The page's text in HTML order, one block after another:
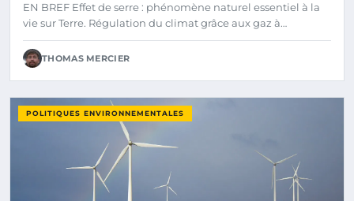
EN BREF Effet de serre : phénomène naturel essentiel à la
vie sur Terre. Régulation du climat grâce aux gaz à…
THOMAS MERCIER
POLITIQUES ENVIRONNEMENTALES